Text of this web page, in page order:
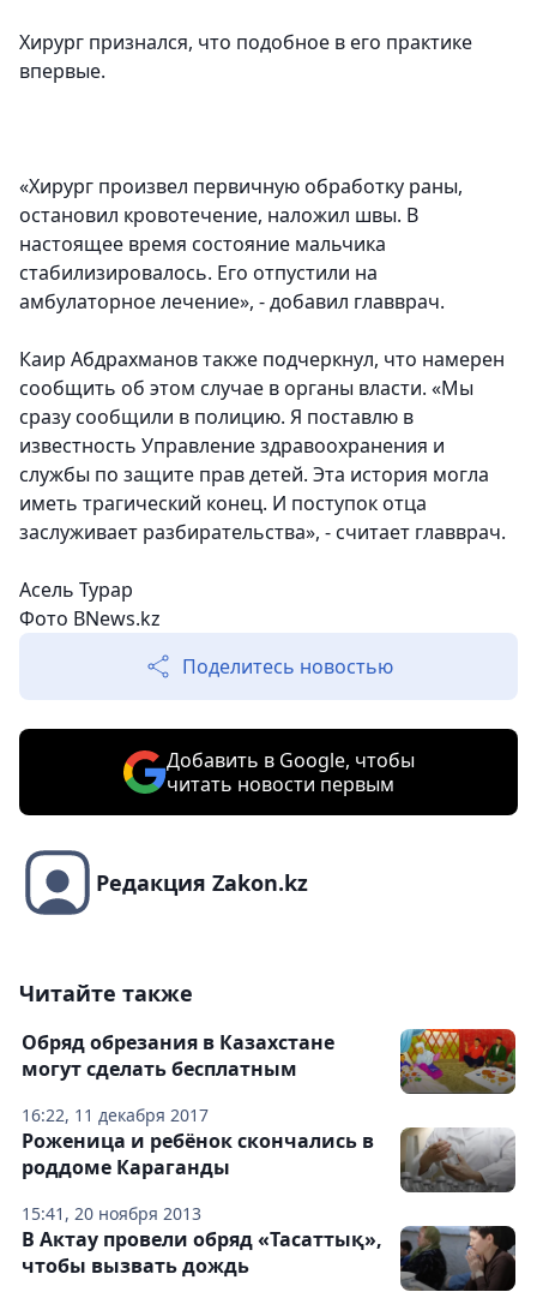
Хирург признался, что подобное в его практике
впервые.
«Хирург произвел первичную обработку раны,
остановил кровотечение, наложил швы. В
настоящее время состояние мальчика
стабилизировалось. Его отпустили на
амбулаторное лечение», - добавил главврач.
Каир Абдрахманов также подчеркнул, что намерен
сообщить об этом случае в органы власти. «Мы
сразу сообщили в полицию. Я поставлю в
известность Управление здравоохранения и
службы по защите прав детей. Эта история могла
иметь трагический конец. И поступок отца
заслуживает разбирательства», - считает главврач.
Асель Турар
Фото BNews.kz
Поделитесь новостью
Добавить в Google, чтобы
читать новости первым
Редакция Zakon.kz
Читайте также
16:22, 11 декабря 2017
Обряд обрезания в Казахстане
могут сделать бесплатным
15:41, 20 ноября 2013
Роженица и ребёнок скончались в
роддоме Караганды
В Актау провели обряд «Тасаттық»,
чтобы вызвать дождь